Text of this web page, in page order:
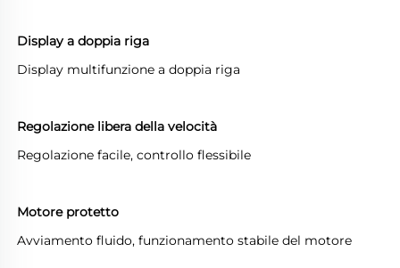
Display a doppia riga
Display multifunzione a doppia riga
Regolazione libera della velocità
Regolazione facile, controllo flessibile
Motore protetto
Avviamento fluido, funzionamento stabile del motore